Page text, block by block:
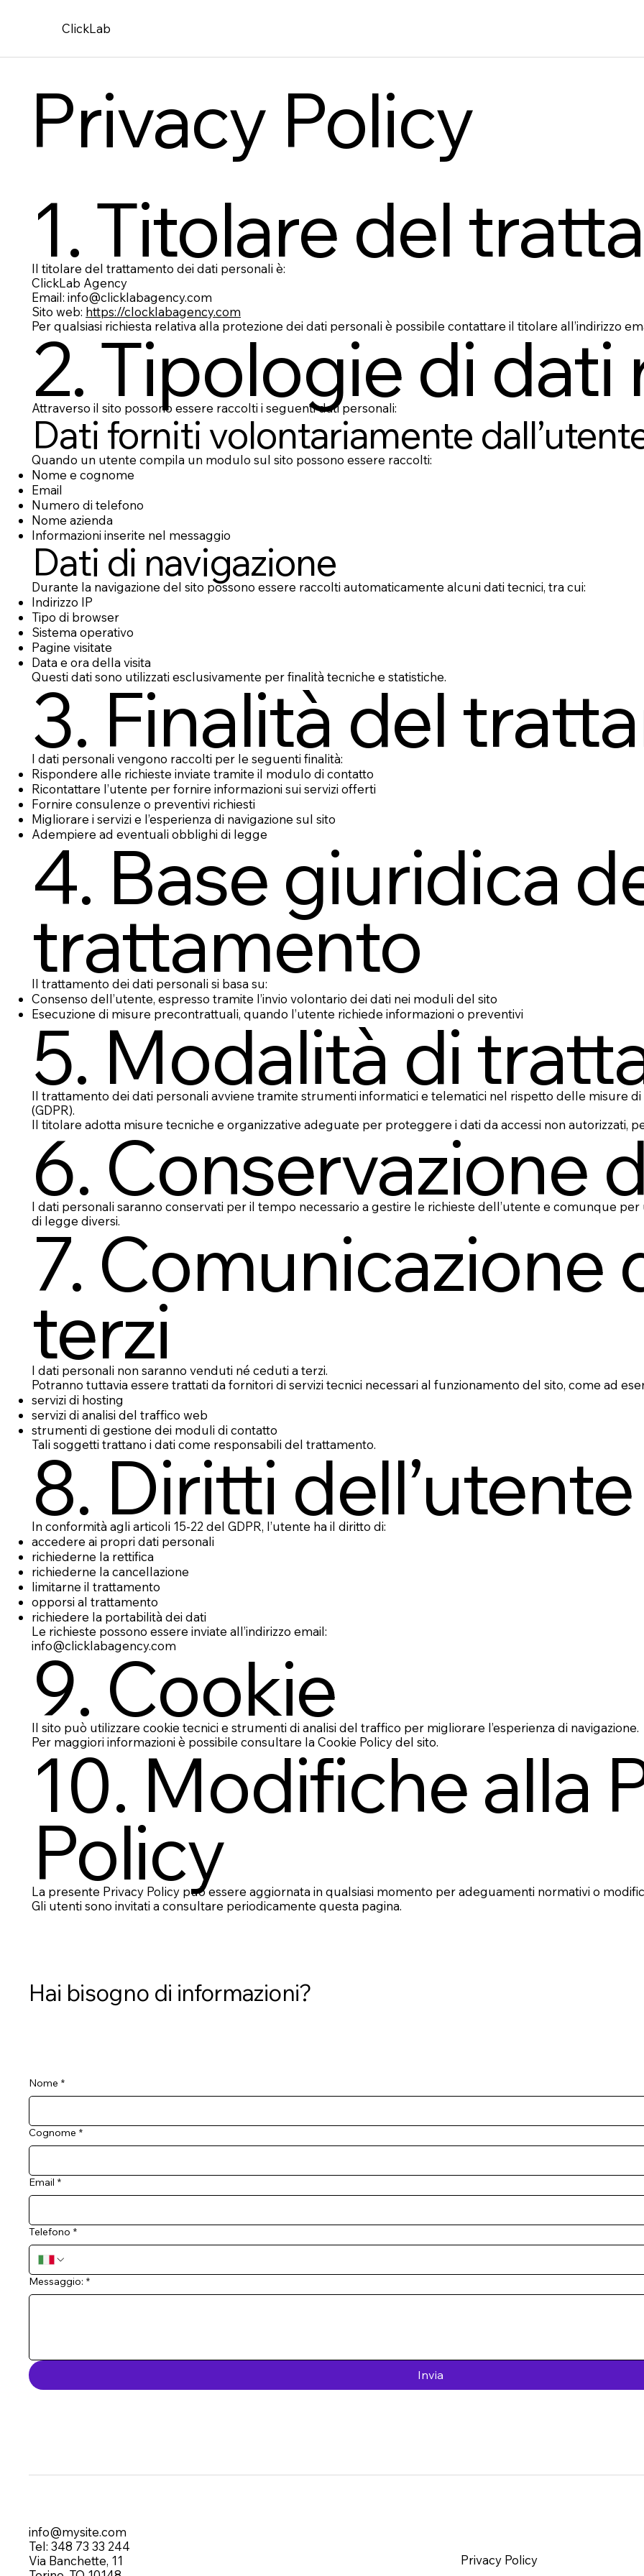
ClickLab
Privacy Policy
1. Titolare del
Il titolare del trattamento dei dati personali è:
ClickLab Agency
Email: info@clicklabagency.com
Sito web: https://clocklabagency.com
Per qualsiasi richiesta relativa alla protezione dei dati personali è possibile contattare il titolare all’indirizzo
2. Tipologie di dati
Attraverso il sito possono essere raccolti i seguenti dati personali:
Dati forniti volontariamente
Quando un utente compila un modulo sul sito possono essere raccolti:
Nome e cognome
Email
Numero di telefono
Nome azienda
Informazioni inserite nel messaggio
Dati di navigazione
Durante la navigazione del sito possono essere raccolti automaticamente alcuni dati tecnici, tra cui:
Indirizzo IP
Tipo di browser
Sistema operativo
Pagine visitate
Data e ora della visita
Questi dati sono utilizzati esclusivamente per finalità tecniche e statistiche.
3. Finalità del
I dati personali vengono raccolti per le seguenti finalità:
Rispondere alle richieste inviate tramite il modulo di contatto
Ricontattare l’utente per fornire informazioni sui servizi offerti
Fornire consulenze o preventivi richiesti
Migliorare i servizi e l’esperienza di navigazione sul sito
Adempiere ad eventuali obblighi di legge
4. Base giuridica
trattamento
Il trattamento dei dati personali si basa su:
Consenso dell’utente, espresso tramite l’invio volontario dei dati nei moduli del sito
Esecuzione di misure precontrattuali, quando l’utente richiede informazioni o preventivi
5. Modalità di
Il trattamento dei dati personali avviene tramite strumenti informatici e telematici nel rispetto delle misure
(GDPR).
Il titolare adotta misure tecniche e organizzative adeguate per proteggere i dati da accessi non autorizzati,
6. Conservazione
I dati personali saranno conservati per il tempo necessario a gestire le richieste dell’utente e comunque
di legge diversi.
7. Comunicazione
terzi
I dati personali non saranno venduti né ceduti a terzi.
Potranno tuttavia essere trattati da fornitori di servizi tecnici necessari al funzionamento del sito, come ad
servizi di hosting
servizi di analisi del traffico web
strumenti di gestione dei moduli di contatto
Tali soggetti trattano i dati come responsabili del trattamento.
8. Diritti dell’utente
In conformità agli articoli 15-22 del GDPR, l’utente ha il diritto di:
accedere ai propri dati personali
richiederne la rettifica
richiederne la cancellazione
limitarne il trattamento
opporsi al trattamento
richiedere la portabilità dei dati
Le richieste possono essere inviate all’indirizzo email:
info@clicklabagency.com
9. Cookie
Il sito può utilizzare cookie tecnici e strumenti di analisi del traffico per migliorare l’esperienza di navigazione.
Per maggiori informazioni è possibile consultare la Cookie Policy del sito.
10. Modifiche alla
Policy
La presente Privacy Policy può essere aggiornata in qualsiasi momento per adeguamenti normativi o
Gli utenti sono invitati a consultare periodicamente questa pagina.
Hai bisogno di informazioni?
Nome *
Cognome *
Email *
Telefono *
Messaggio: *
Invia
info@mysite.com
Tel: 348 73 33 244
Via Banchette, 11
Privacy Policy